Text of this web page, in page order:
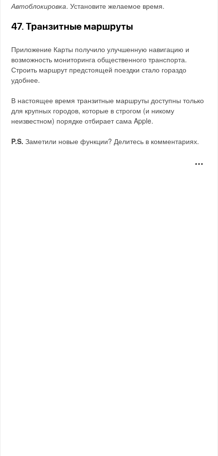
Автоблокировка. Установите желаемое время.
47. Транзитные маршруты
Приложение Карты получило улучшенную навигацию и
возможность мониторинга общественного транспорта.
Строить маршрут предстоящей поездки стало гораздо
удобнее.
В настоящее время транзитные маршруты доступны только
для крупных городов, которые в строгом (и никому
неизвестном) порядке отбирает сама Apple.
P.S. Заметили новые функции? Делитесь в комментариях.